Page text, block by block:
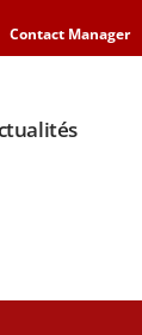
Contact Manager